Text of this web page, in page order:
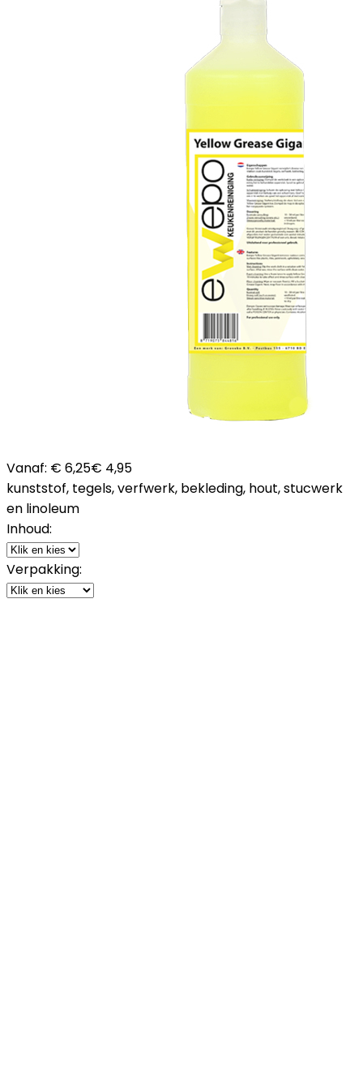
Vanaf: € 6,25€ 4,95
kunststof, tegels, verfwerk, bekleding, hout, stucwerk
en linoleum
Inhoud:
Verpakking: